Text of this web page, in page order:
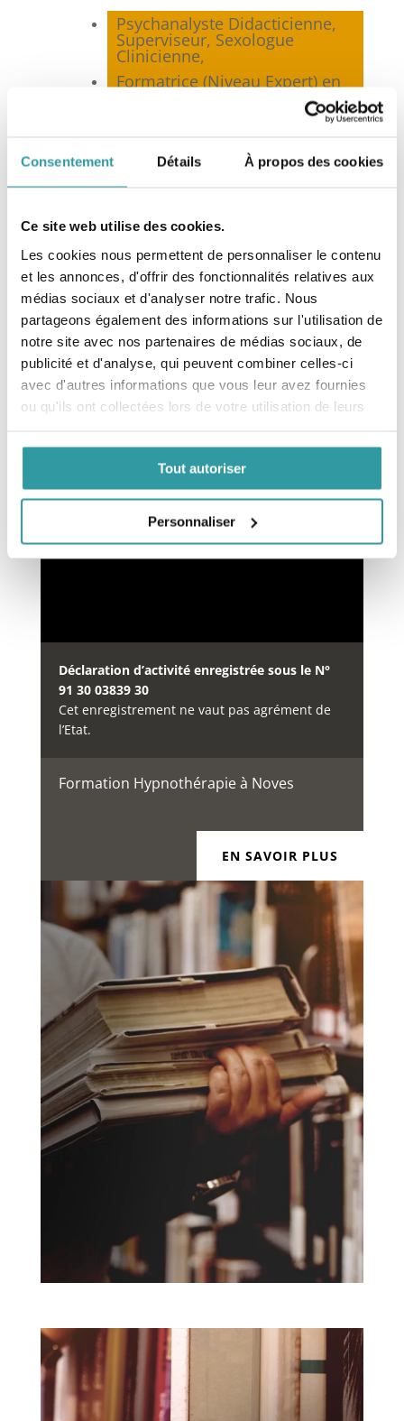
Consentement Détails À propos des cookies
Ce site web utilise des cookies.
Les cookies nous permettent de personnaliser le contenu
et les annonces, d'offrir des fonctionnalités relatives aux
médias sociaux et d'analyser notre trafic. Nous
partageons également des informations sur l'utilisation de
notre site avec nos partenaires de médias sociaux, de
publicité et d'analyse, qui peuvent combiner celles-ci
avec d'autres informations que vous leur avez fournies
ou qu'ils ont collectées lors de votre utilisation de leurs
Tout autoriser
Personnaliser
Psychanalyste Didacticienne,
Superviseur, Sexologue
Clinicienne,
Formatrice (Niveau Expert) en
Nationale de Psychanalyse
(FNP)*, Marseille,
de Psychanalyse
Membre du Syndicat National
des Sexologues Cliniciens
(SNSC), Toulouse,
Membre de la Société
Française de Sexologie
Clinique (SFSC), Paris.
Financement des formations
répertoireDataDock
depuis le 15/05/2019 sous lenuméro 0064234.
Déclaration d’activité enregistrée sous le N°
91 30 03839 30
Cet enregistrement ne vaut pas agrément de
l’Etat.
Formation Hypnothérapie à Noves
EN SAVOIR PLUS